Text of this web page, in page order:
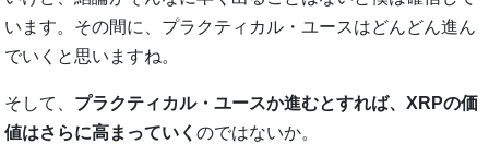
います。その間に、プラクティカル・ユースはどんどん進ん
でいくと思いますね。
そして、 プラクティカル・ユースか進むとすれば、XRPの価
値はさらに高まっていくのではないか。